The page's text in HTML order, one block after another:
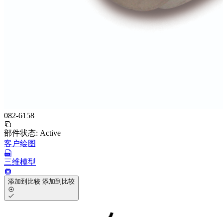
082-6158
部件状态: Active
客户绘图
三维模型
添加到比较 添加到比较